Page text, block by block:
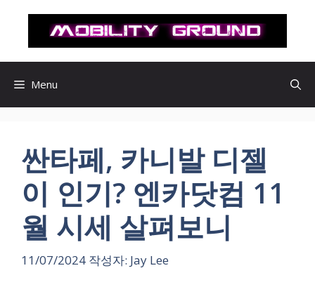
로
Menu
싼타페, 카니발 디젤
이 인기? 엔카닷컴 11
월 시세 살펴보니
11/07/2024 작성자: Jay Lee